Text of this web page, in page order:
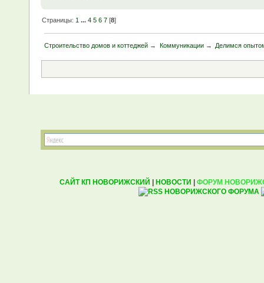
Страницы:1 ...4 5 6 7 [8]
Строительство домов и коттеджей → Коммуникации→ Делимся
САЙТ КП НОВОРИЖСКИЙ | НОВОСТИ | ФОРУМ